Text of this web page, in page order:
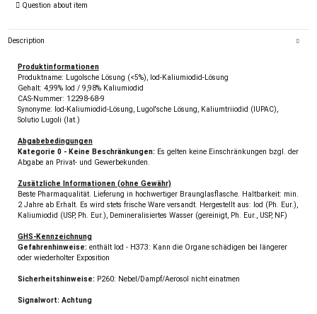
Question about item
Description
Produktinformationen
Produktname: Lugolsche Lösung (<5%), Iod-Kaliumiodid-Lösung
Gehalt: 4,99% Iod / 9,98% Kaliumiodid
CAS-Nummer: 12298-68-9
Synonyme: Iod-Kaliumiodid-Lösung, Lugol'sche Lösung, Kaliumtriiodid (IUPAC),
Solutio Lugoli (lat.)
Abgabebedingungen
Kategorie 0 - Keine Beschränkungen: Es gelten keine Einschränkungen bzgl. der
Abgabe an Privat- und Gewerbekunden.
Zusätzliche Informationen (ohne Gewähr)
Beste Pharmaqualität. Lieferung in hochwertiger Braunglasflasche. Haltbarkeit: min.
2 Jahre ab Erhalt. Es wird stets frische Ware versandt. Hergestellt aus: Iod (Ph. Eur.),
Kaliumiodid (USP, Ph. Eur.), Demineralisiertes Wasser (gereinigt, Ph. Eur., USP, NF)
GHS-Kennzeichnung
Gefahrenhinweise: enthält Iod - H373: Kann die Organe schädigen bei längerer
oder wiederholter Exposition
Sicherheitshinweise: P260: Nebel/Dampf/Aerosol nicht einatmen
Signalwort: Achtung